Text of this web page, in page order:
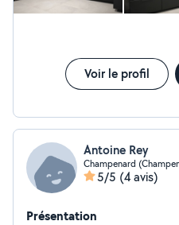
Voir le profil
Antoine Rey
Champenard
5/5 (4 avis)
Présentation